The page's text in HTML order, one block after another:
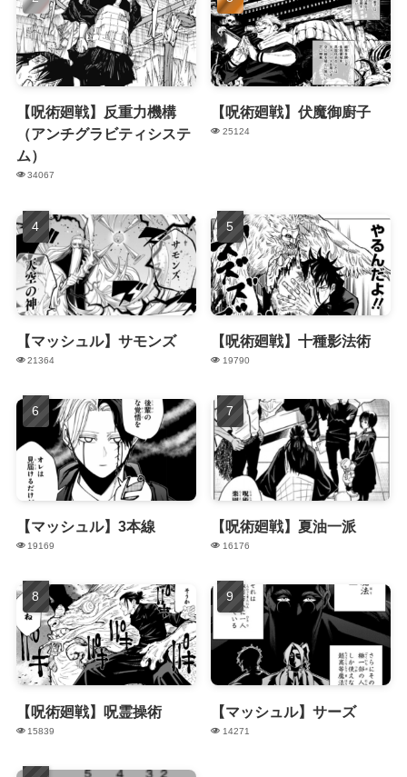
【呪術廻戦】反重力機構
（アンチグラビティシステ
ム）
34067
【呪術廻戦】伏魔御廚子
25124
【マッシュル】サモンズ
21364
【呪術廻戦】十種影法術
19790
【マッシュル】3本線
19169
【呪術廻戦】夏油一派
16176
【呪術廻戦】呪霊操術
15839
【マッシュル】サーズ
14271